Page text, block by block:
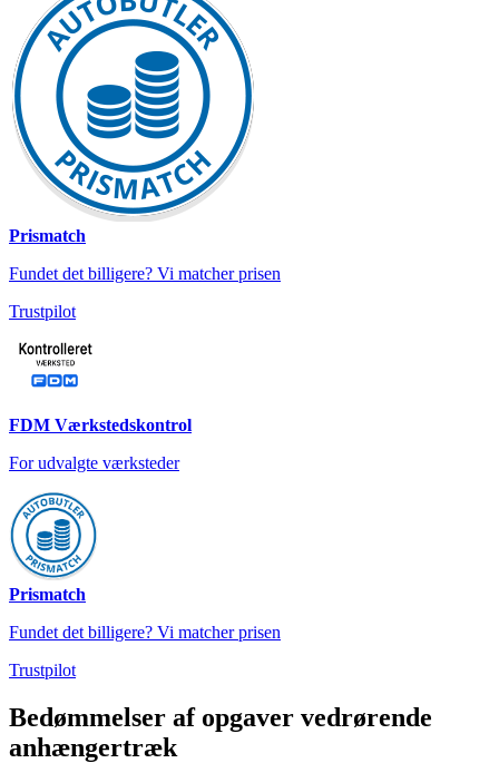
Prismatch
Fundet det billigere? Vi matcher prisen
Trustpilot
FDM Værkstedskontrol
For udvalgte værksteder
Prismatch
Fundet det billigere? Vi matcher prisen
Trustpilot
Bedømmelser af opgaver vedrørende
anhængertræk